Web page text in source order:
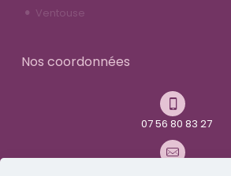
Ventouse
Nos coordonnées
07 56 80 83 27